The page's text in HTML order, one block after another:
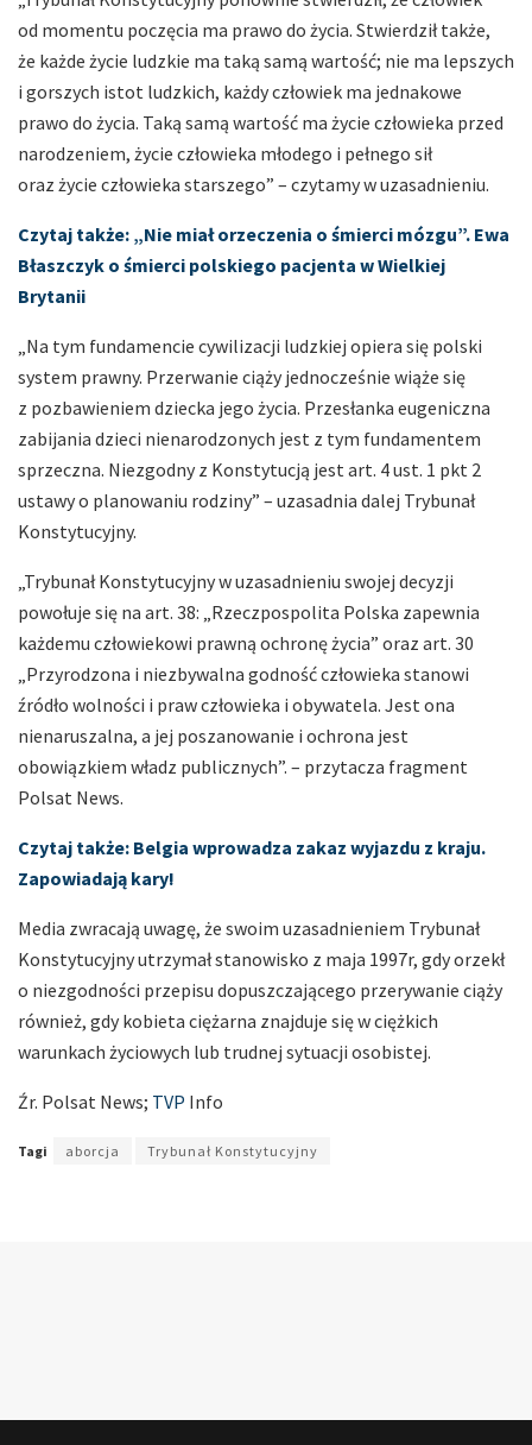
od momentu poczęcia ma prawo do życia. Stwierdził także,
że każde życie ludzkie ma taką samą wartość; nie ma lepszych
i gorszych istot ludzkich, każdy człowiek ma jednakowe
prawo do życia. Taką samą wartość ma życie człowieka przed
narodzeniem, życie człowieka młodego i pełnego sił
oraz życie człowieka starszego” – czytamy w uzasadnieniu.
Czytaj także: „Nie miał orzeczenia o śmierci mózgu”. Ewa
Błaszczyk o śmierci polskiego pacjenta w Wielkiej
Brytanii
„Na tym fundamencie cywilizacji ludzkiej opiera się polski
system prawny. Przerwanie ciąży jednocześnie wiąże się
z pozbawieniem dziecka jego życia. Przesłanka eugeniczna
zabijania dzieci nienarodzonych jest z tym fundamentem
sprzeczna. Niezgodny z Konstytucją jest art. 4 ust. 1 pkt 2
ustawy o planowaniu rodziny” – uzasadnia dalej Trybunał
Konstytucyjny.
„Trybunał Konstytucyjny w uzasadnieniu swojej decyzji
powołuje się na art. 38: „Rzeczpospolita Polska zapewnia
każdemu człowiekowi prawną ochronę życia” oraz art. 30
„Przyrodzona i niezbywalna godność człowieka stanowi
źródło wolności i praw człowieka i obywatela. Jest ona
nienaruszalna, a jej poszanowanie i ochrona jest
obowiązkiem władz publicznych”. – przytacza fragment
Polsat News.
Czytaj także: Belgia wprowadza zakaz wyjazdu z kraju.
Zapowiadają kary!
Media zwracają uwagę, że swoim uzasadnieniem Trybunał
Konstytucyjny utrzymał stanowisko z maja 1997r, gdy orzekł
o niezgodności przepisu dopuszczającego przerywanie ciąży
również, gdy kobieta ciężarna znajduje się w ciężkich
warunkach życiowych lub trudnej sytuacji osobistej.
Źr. Polsat News; TVP Info
Tagi aborcja Trybunał Konstytucyjny